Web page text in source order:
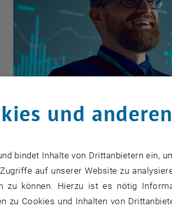
und
bindet Inhalte von Drittanbietern ein,
auf unserer Website zu
zu können. Hierzu ist es nötig
zu Cookies und Inhalten von